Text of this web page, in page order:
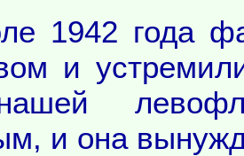
1942 года
и
и она